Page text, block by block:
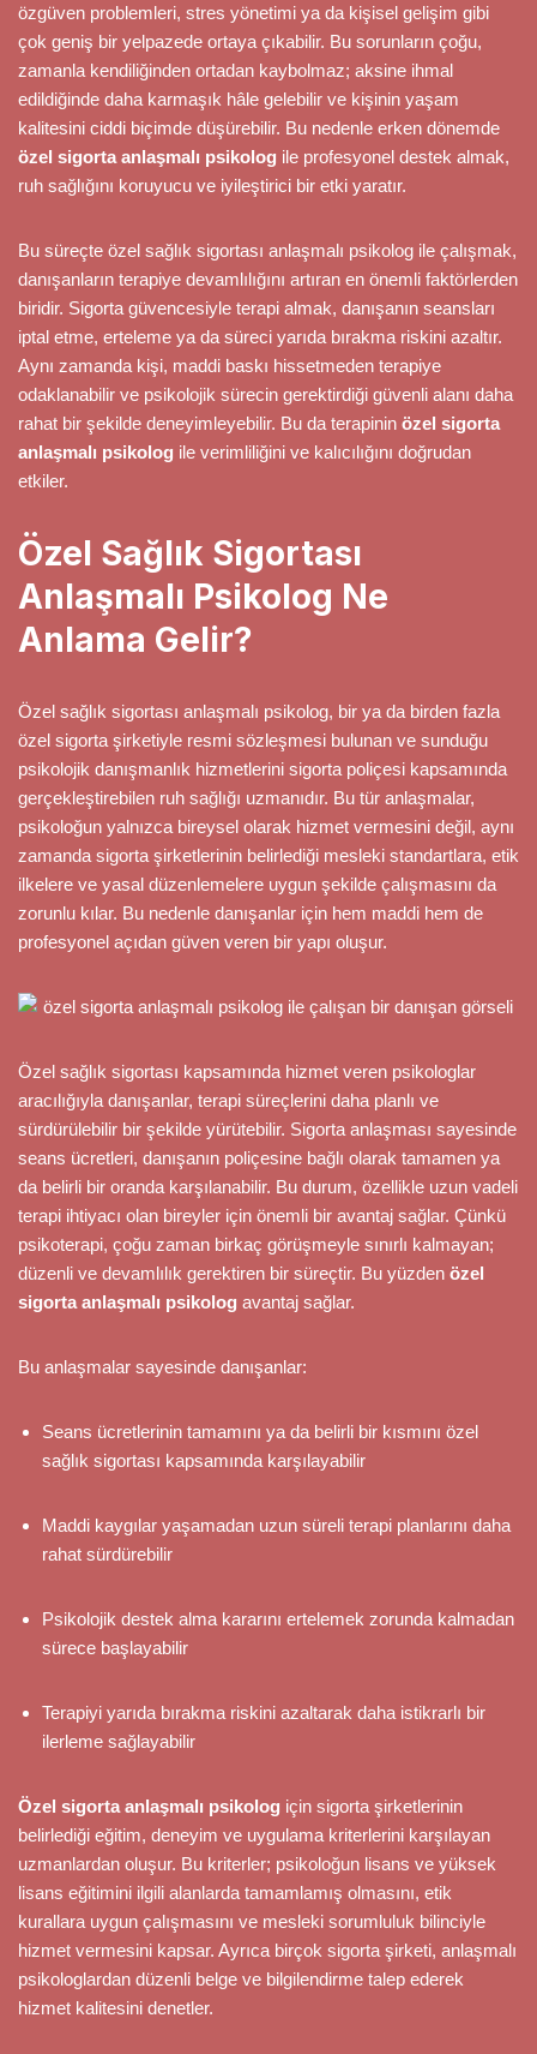
özgüven problemleri, stres yönetimi ya da kişisel gelişim gibi
çok geniş bir yelpazede ortaya çıkabilir. Bu sorunların çoğu,
zamanla kendiliğinden ortadan kaybolmaz; aksine ihmal
edildiğinde daha karmaşık hâle gelebilir ve kişinin yaşam
kalitesini ciddi biçimde düşürebilir. Bu nedenle erken dönemde
özel sigorta anlaşmalı psikolog ile profesyonel destek almak,
ruh sağlığını koruyucu ve iyileştirici bir etki yaratır.
Bu süreçte özel sağlık sigortası anlaşmalı psikolog ile çalışmak,
danışanların terapiye devamlılığını artıran en önemli faktörlerden
biridir. Sigorta güvencesiyle terapi almak, danışanın seansları
iptal etme, erteleme ya da süreci yarıda bırakma riskini azaltır.
Aynı zamanda kişi, maddi baskı hissetmeden terapiye
odaklanabilir ve psikolojik sürecin gerektirdiği güvenli alanı daha
rahat bir şekilde deneyimleyebilir. Bu da terapinin özel sigorta
anlaşmalı psikolog ile verimliliğini ve kalıcılığını doğrudan
etkiler.
Özel Sağlık Sigortası
Anlaşmalı Psikolog Ne
Anlama Gelir?
Özel sağlık sigortası anlaşmalı psikolog, bir ya da birden fazla
özel sigorta şirketiyle resmi sözleşmesi bulunan ve sunduğu
psikolojik danışmanlık hizmetlerini sigorta poliçesi kapsamında
gerçekleştirebilen ruh sağlığı uzmanıdır. Bu tür anlaşmalar,
psikoloğun yalnızca bireysel olarak hizmet vermesini değil, aynı
zamanda sigorta şirketlerinin belirlediği mesleki standartlara, etik
ilkelere ve yasal düzenlemelere uygun şekilde çalışmasını da
zorunlu kılar. Bu nedenle danışanlar için hem maddi hem de
profesyonel açıdan güven veren bir yapı oluşur.
Özel sağlık sigortası kapsamında hizmet veren psikologlar
aracılığıyla danışanlar, terapi süreçlerini daha planlı ve
sürdürülebilir bir şekilde yürütebilir. Sigorta anlaşması sayesinde
seans ücretleri, danışanın poliçesine bağlı olarak tamamen ya
da belirli bir oranda karşılanabilir. Bu durum, özellikle uzun vadeli
terapi ihtiyacı olan bireyler için önemli bir avantaj sağlar. Çünkü
psikoterapi, çoğu zaman birkaç görüşmeyle sınırlı kalmayan;
düzenli ve devamlılık gerektiren bir süreçtir. Bu yüzden özel
sigorta anlaşmalı psikolog avantaj sağlar.
Bu anlaşmalar sayesinde danışanlar:
Seans ücretlerinin tamamını ya da belirli bir kısmını özel
sağlık sigortası kapsamında karşılayabilir
Maddi kaygılar yaşamadan uzun süreli terapi planlarını daha
rahat sürdürebilir
Psikolojik destek alma kararını ertelemek zorunda kalmadan
sürece başlayabilir
Terapiyi yarıda bırakma riskini azaltarak daha istikrarlı bir
ilerleme sağlayabilir
Özel sigorta anlaşmalı psikolog için sigorta şirketlerinin
belirlediği eğitim, deneyim ve uygulama kriterlerini karşılayan
uzmanlardan oluşur. Bu kriterler; psikoloğun lisans ve yüksek
lisans eğitimini ilgili alanlarda tamamlamış olmasını, etik
kurallara uygun çalışmasını ve mesleki sorumluluk bilinciyle
hizmet vermesini kapsar. Ayrıca birçok sigorta şirketi, anlaşmalı
psikologlardan düzenli belge ve bilgilendirme talep ederek
hizmet kalitesini denetler.